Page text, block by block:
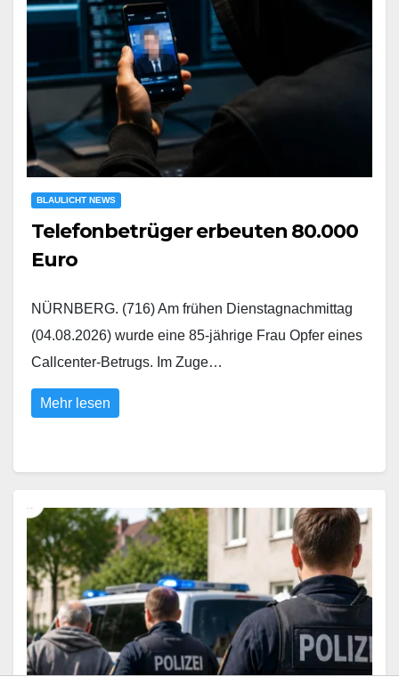
BLAULICHT NEWS
Telefonbetrüger erbeuten 80.000
Euro
NÜRNBERG. (716) Am frühen Dienstagnachmittag
(04.08.2026) wurde eine 85-jährige Frau Opfer eines
Callcenter-Betrugs. Im Zuge…
Mehr lesen